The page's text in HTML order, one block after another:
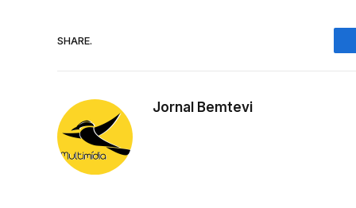
SHARE.
Jornal Bemtevi